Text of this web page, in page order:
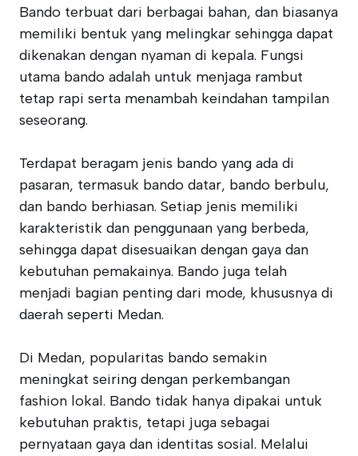
Bando terbuat dari berbagai bahan, dan biasanya
memiliki bentuk yang melingkar sehingga dapat
dikenakan dengan nyaman di kepala. Fungsi
utama bando adalah untuk menjaga rambut
tetap rapi serta menambah keindahan tampilan
seseorang.
Terdapat beragam jenis bando yang ada di
pasaran, termasuk bando datar, bando berbulu,
dan bando berhiasan. Setiap jenis memiliki
karakteristik dan penggunaan yang berbeda,
sehingga dapat disesuaikan dengan gaya dan
kebutuhan pemakainya. Bando juga telah
menjadi bagian penting dari mode, khususnya di
daerah seperti Medan.
Di Medan, popularitas bando semakin
meningkat seiring dengan perkembangan
fashion lokal. Bando tidak hanya dipakai untuk
kebutuhan praktis, tetapi juga sebagai
pernyataan gaya dan identitas sosial. Melalui